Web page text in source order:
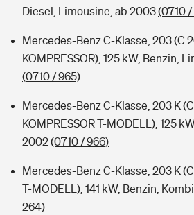
Diesel, Limousine, ab 2003(0710 /
Mercedes-Benz C-Klasse, 203 (C
KOMPRESSOR), 125 kW, Benzin,
(0710 / 965)
Mercedes-Benz C-Klasse, 203 K
KOMPRESSOR T-MODELL), 125
2002(0710 / 966)
Mercedes-Benz C-Klasse, 203 K
T-MODELL), 141 kW, Benzin,
264)